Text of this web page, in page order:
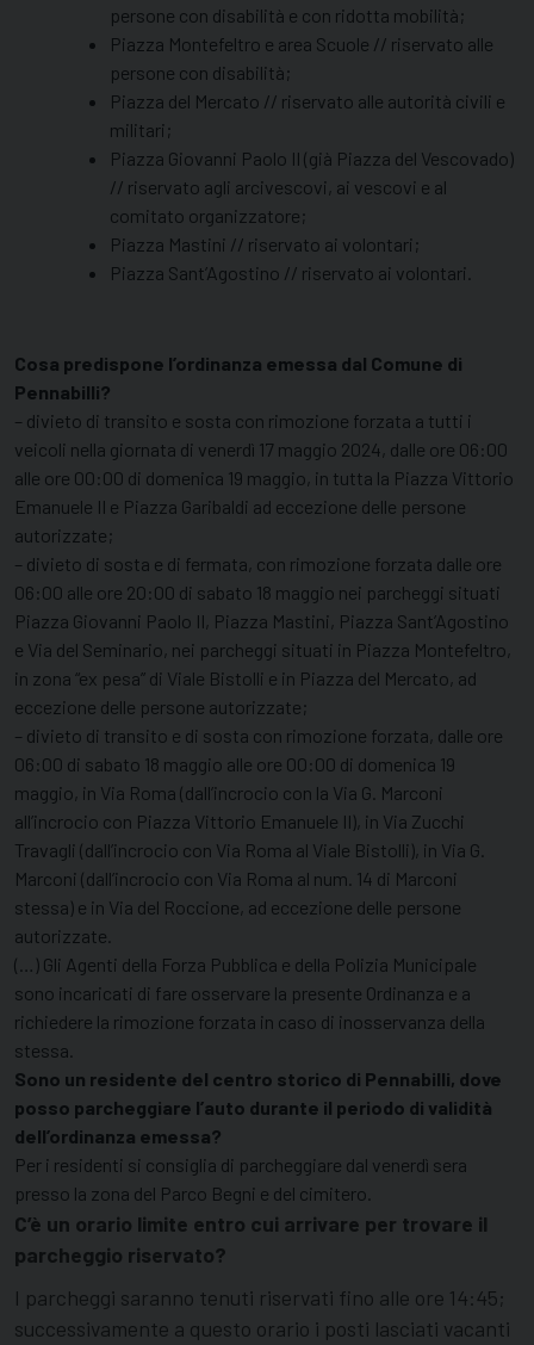
persone con disabilità e con ridotta mobilità;
Piazza Montefeltro e area Scuole // riservato alle
persone con disabilità;
Piazza del Mercato // riservato alle autorità civili e
militari;
Piazza Giovanni Paolo II (già Piazza del Vescovado)
// riservato agli arcivescovi, ai vescovi e al
comitato organizzatore;
Piazza Mastini // riservato ai volontari;
Piazza Sant’Agostino // riservato ai volontari.
Cosa predispone l’ordinanza emessa dal Comune di
Pennabilli?
– divieto di transito e sosta con rimozione forzata a tutti i
veicoli nella giornata di venerdì 17 maggio 2024, dalle ore 06:00
alle ore 00:00 di domenica 19 maggio, in tutta la Piazza Vittorio
Emanuele II e Piazza Garibaldi ad eccezione delle persone
autorizzate;
– divieto di sosta e di fermata, con rimozione forzata dalle ore
06:00 alle ore 20:00 di sabato 18 maggio nei parcheggi situati
Piazza Giovanni Paolo II, Piazza Mastini, Piazza Sant’Agostino
e Via del Seminario, nei parcheggi situati in Piazza Montefeltro,
in zona “ex pesa” di Viale Bistolli e in Piazza del Mercato, ad
eccezione delle persone autorizzate;
– divieto di transito e di sosta con rimozione forzata, dalle ore
06:00 di sabato 18 maggio alle ore 00:00 di domenica 19
maggio, in Via Roma (dall’incrocio con la Via G. Marconi
all’incrocio con Piazza Vittorio Emanuele II), in Via Zucchi
Travagli (dall’incrocio con Via Roma al Viale Bistolli), in Via G.
Marconi (dall’incrocio con Via Roma al num. 14 di Marconi
stessa) e in Via del Roccione, ad eccezione delle persone
autorizzate.
(…) Gli Agenti della Forza Pubblica e della Polizia Municipale
sono incaricati di fare osservare la presente Ordinanza e a
richiedere la rimozione forzata in caso di inosservanza della
stessa.
Sono un residente del centro storico di Pennabilli, dove
posso parcheggiare l’auto durante il periodo di validità
dell’ordinanza emessa?
Per i residenti si consiglia di parcheggiare dal venerdì sera
presso la zona del Parco Begni e del cimitero.
C’è un orario limite entro cui arrivare per trovare il
parcheggio riservato?
I parcheggi saranno tenuti riservati fino alle ore 14:45;
successivamente a questo orario i posti lasciati vacanti